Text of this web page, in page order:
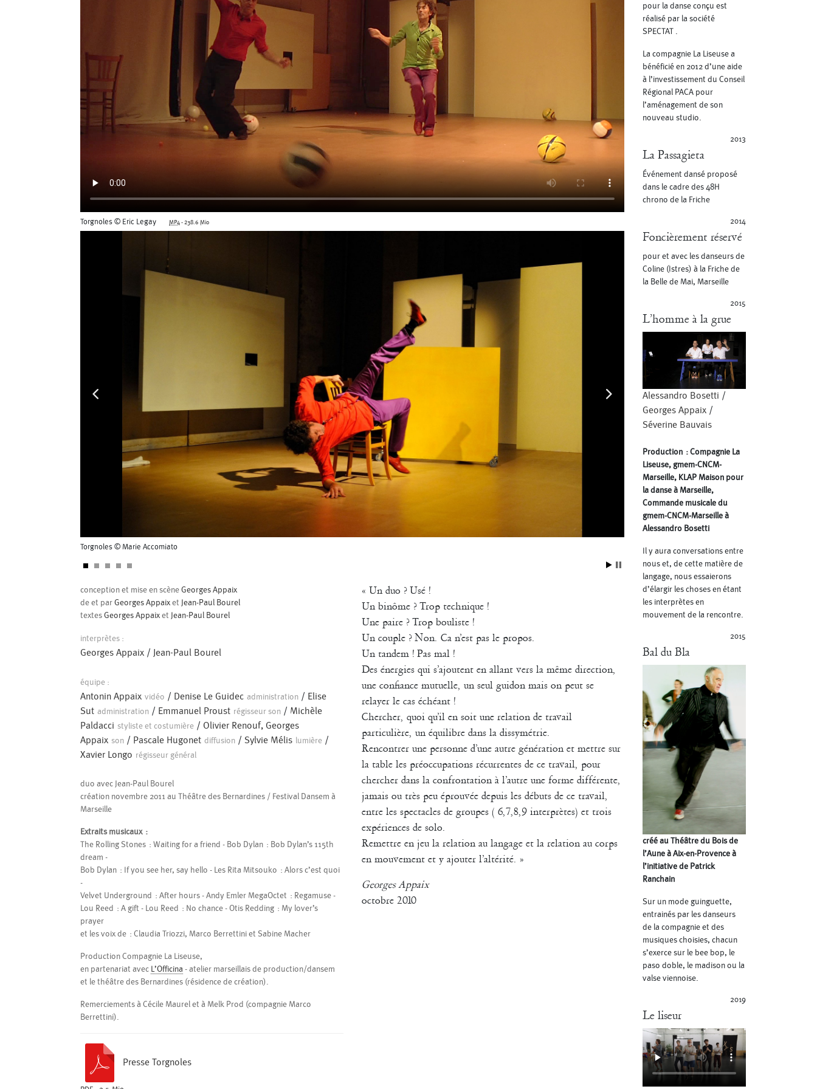
Séverine Bauvais Sonia Darbois Stéphane Imbert Valérie Brau-Antony
Torgnoles © Eric Legay MP4-238.6 Mio
Torgnoles © Marie Accomiato Torgnoles © Marie Accomiato JPG
conception et mise en scène Georges Appaix
de et par Georges Appaix et Jean-Paul Bourel
textes Georges Appaix et Jean-Paul Bourel
interprètes :
Georges Appaix / Jean-Paul Bourel
équipe :
Antonin Appaix vidéo / Denise Le Guidec administration / Elise
Sut administration / Emmanuel Proust régisseur son / Michèle
Paldacci styliste et costumière / Olivier Renouf, Georges
Appaix son / Pascale Hugonet diffusion / Sylvie Mélis lumière /
Xavier Longo régisseur général
duo avec Jean-Paul Bourel
création novembre 2011 au Théâtre des Bernardines / Festival Dansem à
Marseille
Extraits musicaux :
The Rolling Stones : Waiting for a friend - Bob Dylan : Bob Dylan’s 115th
dream -
Bob Dylan : If you see her, say hello - Les Rita Mitsouko : Alors c’est quoi
-
Velvet Underground : After hours - Andy Emler MegaOctet : Regamuse -
Lou Reed : A gift - Lou Reed : No chance - Otis Redding : My lover’s
prayer
et les voix de : Claudia Triozzi, Marco Berrettini et Sabine Macher
Production Compagnie La Liseuse,
en partenariat avec L’Officina - atelier marseillais de production/dansem
et le théâtre des Bernardines (résidence de création).
Remerciements à Cécile Maurel et à Melk Prod (compagnie Marco
Berrettini).
Presse Torgnoles
« Un duo ? Usé !
Un binôme ? Trop technique !
Une paire ? Trop bouliste !
Un couple ? Non. Ca n’est pas le propos.
Un tandem ! Pas mal !
Des énergies qui s’ajoutent en allant vers la même direction,
une confiance mutuelle, un seul guidon mais on peut se
relayer le cas échéant !
Chercher, quoi qu’il en soit une relation de travail
particulière, un équilibre dans la dissymétrie.
Rencontrer une personne d’une autre génération et mettre sur
la table les préoccupations récurrentes de ce travail, pour
chercher dans la confrontation à l’autre une forme différente,
jamais ou très peu éprouvée depuis les débuts de ce travail,
entre les spectacles de groupes ( 6,7,8,9 interprètes) et trois
expériences de solo.
Remettre en jeu la relation au langage et la relation au corps
en mouvement et y ajouter l’altérité. »
Georges Appaix
octobre 2010
pour la danse conçu est
réalisé par la société
SPECTAT .
La compagnie La Liseuse a
bénéficié en 2012 d’une aide
à l’investissement du Conseil
Régional PACA pour
l’aménagement de son
nouveau studio.
2013
La Passagieta
Événement dansé proposé
dans le cadre des 48H
chrono de la Friche
2014
Foncièrement réservé
pour et avec les danseurs de
Coline (Istres) à la Friche de
la Belle de Mai, Marseille
2015
L’homme à la grue
Alessandro Bosetti /
Georges Appaix /
Séverine Bauvais
Production : Compagnie La
Liseuse, gmem-CNCM-
Marseille, KLAP Maison pour
la danse à Marseille,
Commande musicale du
gmem-CNCM-Marseille à
Alessandro Bosetti
Il y aura conversations entre
nous et, de cette matière de
langage, nous essaierons
d’élargir les choses en étant
les interprètes en
mouvement de la rencontre.
2015
Bal du Bla
créé au Théâtre du Bois de
l’Aune à Aix-en-Provence à
l’initiative de Patrick
Ranchain
Sur un mode guinguette,
entrainés par les danseurs
de la compagnie et des
musiques choisies, chacun
s’exerce sur le bee bop, le
paso doble, le madison ou la
valse viennoise.
2019
Le liseur